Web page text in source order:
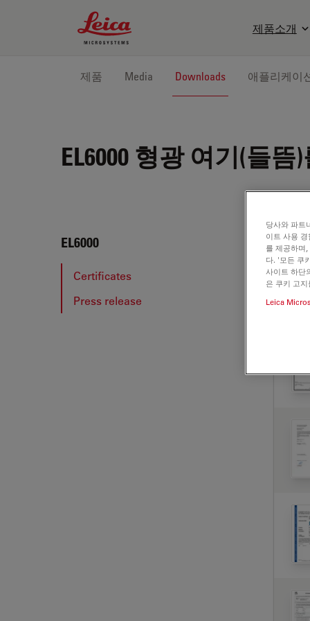
Leica Microsystems Logo
제품소개
제품 Media Downloads 애플리케이
EL6000 형광 여기(들뜸
EL6000
Certificates
Press release
당사와 파트
이트 사용
를 제공하며
다. '모든 쿠
사이트 하단
은 쿠키 고
Leica